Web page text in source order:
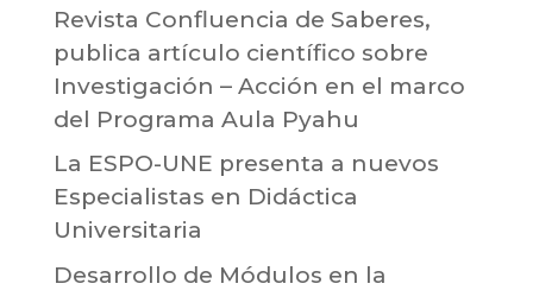
Revista Confluencia de Saberes,
publica artículo científico sobre
Investigación – Acción en el marco
del Programa Aula Pyahu
La ESPO-UNE presenta a nuevos
Especialistas en Didáctica
Universitaria
Desarrollo de Módulos en la